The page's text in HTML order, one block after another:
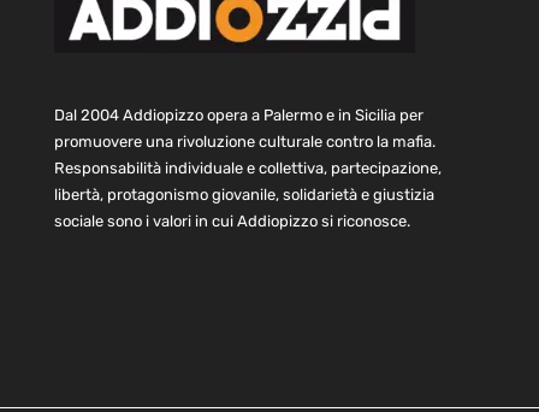
Dal 2004 Addiopizzo opera a Palermo e in Sicilia per
promuovere una rivoluzione culturale contro la mafia.
Responsabilità individuale e collettiva, partecipazione,
libertà, protagonismo giovanile, solidarietà e giustizia
sociale sono i valori in cui Addiopizzo si riconosce.